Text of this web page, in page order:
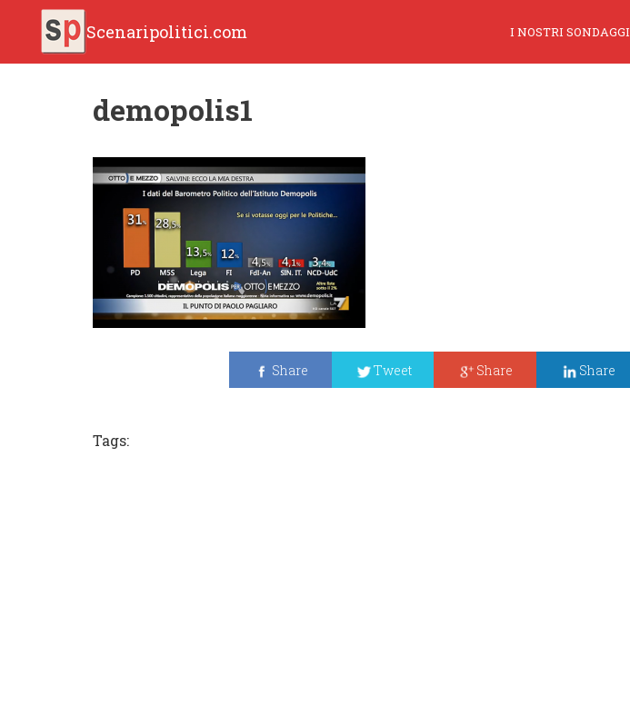
Scenaripolitici.com I NOSTRI SONDAGGI
demopolis1
Share Tweet Share Share
Tags: